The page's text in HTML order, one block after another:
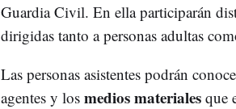
Guardia Civil. En ella participarán
dirigidas tanto a personas adultas
Las personas asistentes podrán
agentes y los medios materialesque